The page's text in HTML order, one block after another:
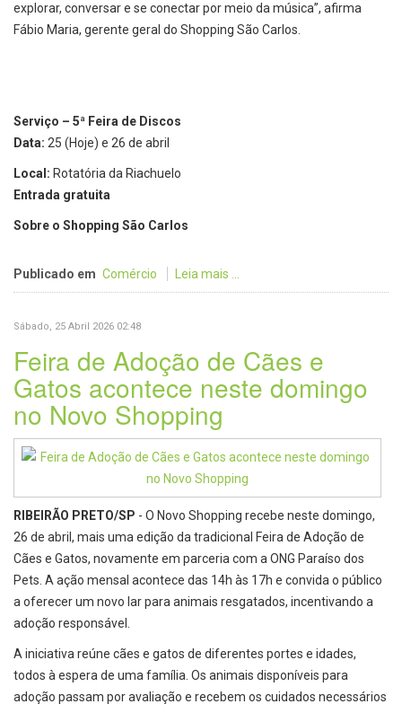
explorar, conversar e se conectar por meio da música”, afirma
Fábio Maria, gerente geral do Shopping São Carlos.
Serviço – 5ª Feira de Discos
Data: 25 (Hoje) e 26 de abril
Local: Rotatória da Riachuelo
Entrada gratuita
Sobre o Shopping São Carlos
Publicado em Comércio Leia mais ...
Sábado, 25 Abril 2026 02:48
Feira de Adoção de Cães e
Gatos acontece neste domingo
no Novo Shopping
RIBEIRÃO PRETO/SP - O Novo Shopping recebe neste domingo,
26 de abril, mais uma edição da tradicional Feira de Adoção de
Cães e Gatos, novamente em parceria com a ONG Paraíso dos
Pets. A ação mensal acontece das 14h às 17h e convida o público
a oferecer um novo lar para animais resgatados, incentivando a
adoção responsável.
A iniciativa reúne cães e gatos de diferentes portes e idades,
todos à espera de uma família. Os animais disponíveis para
adoção passam por avaliação e recebem os cuidados necessários